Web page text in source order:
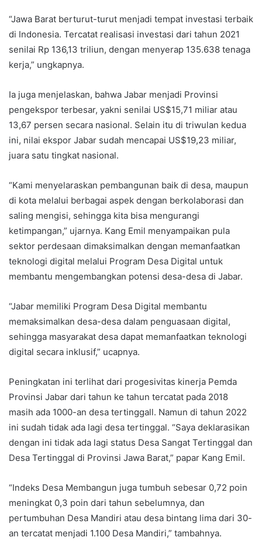
“Jawa Barat berturut-turut menjadi tempat investasi terbaik
di Indonesia. Tercatat realisasi investasi dari tahun 2021
senilai Rp 136,13 triliun, dengan menyerap 135.638 tenaga
kerja,” ungkapnya.
Ia juga menjelaskan, bahwa Jabar menjadi Provinsi
pengekspor terbesar, yakni senilai US$15,71 miliar atau
13,67 persen secara nasional. Selain itu di triwulan kedua
ini, nilai ekspor Jabar sudah mencapai US$19,23 miliar,
juara satu tingkat nasional.
“Kami menyelaraskan pembangunan baik di desa, maupun
di kota melalui berbagai aspek dengan berkolaborasi dan
saling mengisi, sehingga kita bisa mengurangi
ketimpangan,” ujarnya. Kang Emil menyampaikan pula
sektor perdesaan dimaksimalkan dengan memanfaatkan
teknologi digital melalui Program Desa Digital untuk
membantu mengembangkan potensi desa-desa di Jabar.
“Jabar memiliki Program Desa Digital membantu
memaksimalkan desa-desa dalam penguasaan digital,
sehingga masyarakat desa dapat memanfaatkan teknologi
digital secara inklusif,” ucapnya.
Peningkatan ini terlihat dari progesivitas kinerja Pemda
Provinsi Jabar dari tahun ke tahun tercatat pada 2018
masih ada 1000-an desa tertinggall. Namun di tahun 2022
ini sudah tidak ada lagi desa tertinggal. “Saya deklarasikan
dengan ini tidak ada lagi status Desa Sangat Tertinggal dan
Desa Tertinggal di Provinsi Jawa Barat,” papar Kang Emil.
“Indeks Desa Membangun juga tumbuh sebesar 0,72 poin
meningkat 0,3 poin dari tahun sebelumnya, dan
pertumbuhan Desa Mandiri atau desa bintang lima dari 30-
an tercatat menjadi 1.100 Desa Mandiri,” tambahnya.